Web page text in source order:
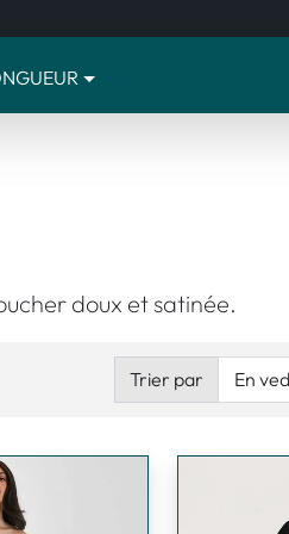
doux et satinée.
Trier par